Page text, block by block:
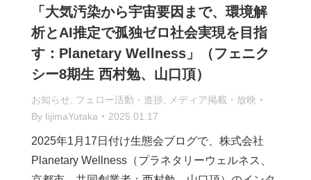
「大気汚染から宇宙要因まで、環境解
析とAI推定で孤独ゼロ社会実現を目指
す：Planetary Wellness」（フェニク
シー8期生 西村勉、山口頂）
お知らせ フェロー活動・進捗
メディア掲載・放映
By IijimaYutaka 2025.01.17
2025年1月17日付け生態会ブログで、株式会社
Planetary Wellness（プラネタリーウェルネス、